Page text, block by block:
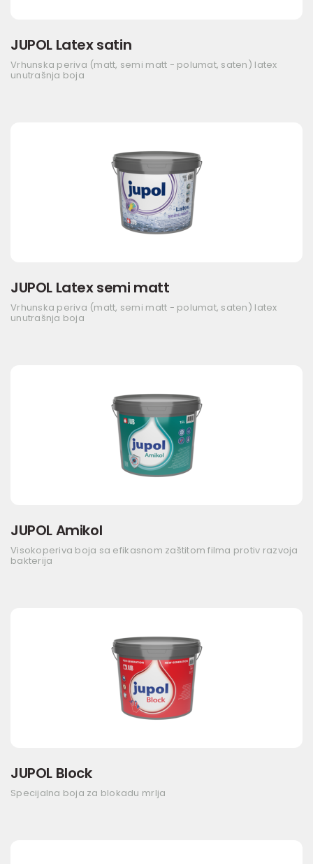
JUPOL Latex satin
Vrhunska periva (matt, semi matt - polumat, saten) latex
unutrašnja boja
JUPOL Latex semi matt
Vrhunska periva (matt, semi matt - polumat, saten) latex
unutrašnja boja
JUPOL Amikol
Visokoperiva boja sa efikasnom zaštitom filma protiv razvoja
bakterija
JUPOL Block
Specijalna boja za blokadu mrlja